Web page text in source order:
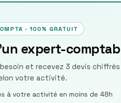
· 100% GRATUIT
expert-
et recevez 3 devis
votre activité.
à votre activité en moins de 48h